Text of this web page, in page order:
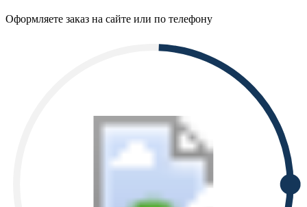
Оформляете заказ на сайте или по телефону